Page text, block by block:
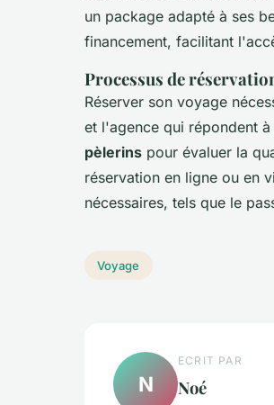
un package adapté à ses
financement, facilitant
Processus de
Réserver son voyage
et l'agence qui répondent
pèlerins pour évaluer la
réservation en ligne ou en
nécessaires, tels que le
Voyage
N
ECRIT PAR
Noé